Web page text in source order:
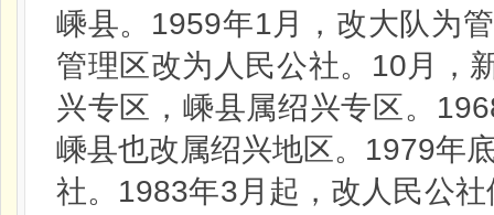
嵊县。 1959年1月，改大队为
管理区改为人民公社。 10月，
兴专区，嵊县属绍兴专区。
嵊县也改属绍兴地区。 1979年
社。 1983年3月起，改人民公